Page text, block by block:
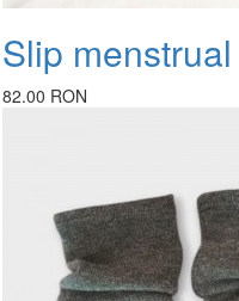
Slip menstrual
82.00 RON